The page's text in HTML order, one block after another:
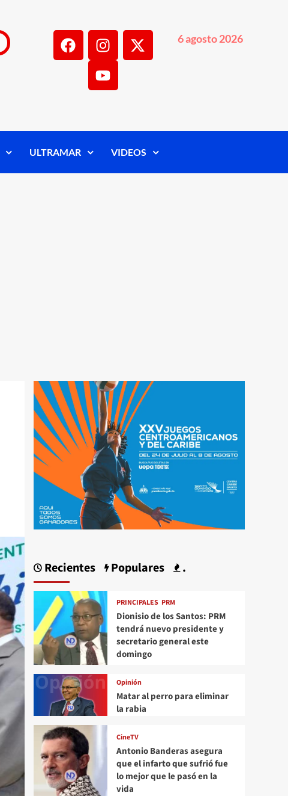
6 agosto 2026
ULTRAMAR VIDEOS
Recientes Populares .
PRINCIPALES PRM
Dionisio de los Santos: PRM
tendrá nuevo presidente y
secretario general este
domingo
Opinión
Matar al perro para eliminar
la rabia
CineTV
Antonio Banderas asegura
que el infarto que sufrió fue
lo mejor que le pasó en la
vida